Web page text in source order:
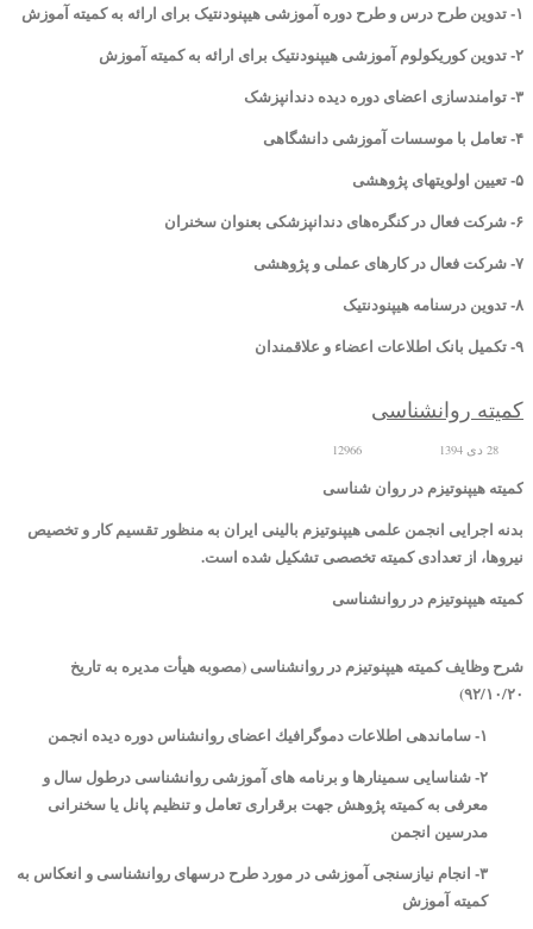
۱- تدوین طرح درس و طرح دوره آموزشی هیپنودنتیک برای ارائه به کمیته آموزش
۲- تدوین کوریکولوم آموزشی هیپنودنتیک برای ارائه به کمیته آموزش
۳- توامندسازی اعضای دوره دیده دندانپزشک
۴- تعامل با موسسات آموزشی دانشگاهی
۵- تعیین اولویتهای پژوهشی
۶- شرکت فعال در کنگره‌های دندانپزشکی بعنوان سخنران
۷- شرکت فعال در کارهای عملی و پژوهشی
۸- تدوین درسنامه هیپنودنتیک
۹- تکمیل بانک اطلاعات اعضاء و علاقمندان
کمیته روانشناسی
28 دی 1394 12966
کمیته هیپنوتیزم در روان شناسی
بدنه اجرایی انجمن علمی هیپنوتیزم بالینی ایران به منظور تقسیم کار و تخصیص
نیروها، از تعدادی کمیته تخصصی تشکیل شده است.
کمیته هیپنوتیزم در روانشناسی
شرح وظایف كمیته هیپنوتیزم در روانشناسی (مصوبه هیأت مدیره به تاریخ
۹۲/۱۰/۲۰)
۱- ساماندهی اطلاعات دموگرافیك اعضای روانشناس دوره دیده انجمن
۲- شناسایی سمینارها و برنامه های آموزشی روانشناسی درطول سال و
معرفی به كمیته پژوهش جهت برقراری تعامل و تنظیم پانل یا سخنرانی
مدرسین انجمن
۳- انجام نیازسنجی آموزشی در مورد طرح درسهای روانشناسی و انعكاس به
كمیته آموزش